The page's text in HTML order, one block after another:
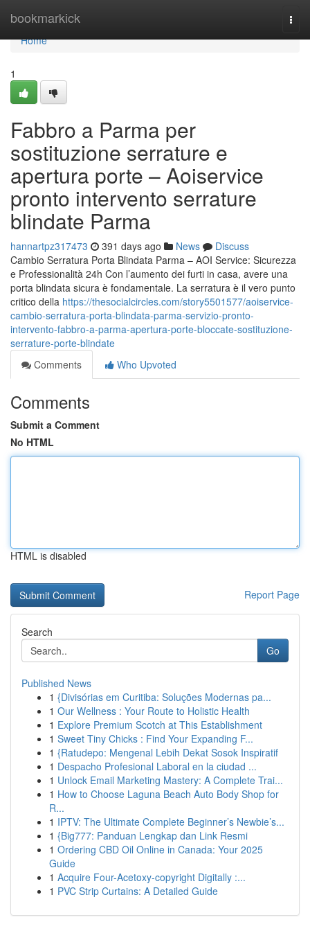
bookmarkick
Home
Home
1
Fabbro a Parma per
sostituzione serrature e
apertura porte – Aoiservice
pronto intervento serrature
blindate Parma
hannartpz317473 391 days ago News
Discuss
Cambio Serratura Porta Blindata Parma – AOI Service: Sicurezza
e Professionalità 24h Con l’aumento dei furti in casa, avere una
porta blindata sicura è fondamentale. La serratura è il vero punto
critico della https://thesocialcircles.com/story5501577/aoiservice-
cambio-serratura-porta-blindata-parma-servizio-pronto-
intervento-fabbro-a-parma-apertura-porte-bloccate-sostituzione-
serrature-porte-blindate
Comments
Who Upvoted
Comments
Submit a Comment
No HTML
HTML is disabled
Report Page
Search
Go
Published News
1 {Divisórias em Curitiba: Soluções Modernas pa...
1 Our Wellness : Your Route to Holistic Health
1 Explore Premium Scotch at This Establishment
1 Sweet Tiny Chicks : Find Your Expanding F...
1 {Ratudepo: Mengenal Lebih Dekat Sosok Inspiratif
1 Despacho Profesional Laboral en la ciudad ...
1 Unlock Email Marketing Mastery: A Complete Trai...
1 How to Choose Laguna Beach Auto Body Shop for
R...
1 IPTV: The Ultimate Complete Beginner’s Newbie’s...
1 {Big777: Panduan Lengkap dan Link Resmi
1 Ordering CBD Oil Online in Canada: Your 2025
Guide
1 Acquire Four-Acetoxy-copyright Digitally :...
1 PVC Strip Curtains: A Detailed Guide